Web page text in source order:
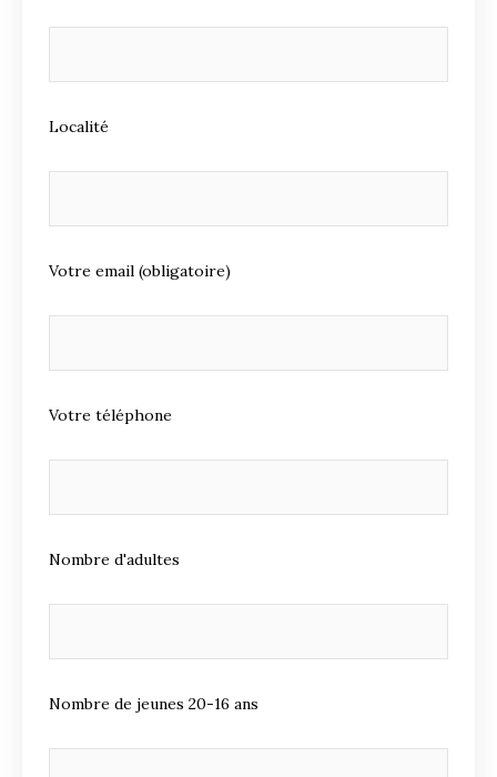
Localité
Votre email (obligatoire)
Votre téléphone
Nombre d'adultes
Nombre de jeunes 20-16 ans